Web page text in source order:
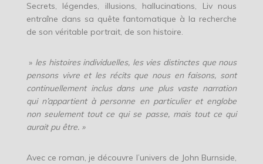
Secrets, légendes, illusions, hallucinations, Liv nous
entraîne dans sa quête fantomatique à la recherche
de son véritable portrait, de son histoire.
» les histoires individuelles, les vies distinctes que nous
pensons vivre et les récits que nous en faisons, sont
continuellement inclus dans une plus vaste narration
qui n’appartient àpersonne en particulier et englobe
non seulement tout ce qui se passe, mais tout ce qui
aurait pu être. »
Avec ce roman, je découvre l’univers de John Burnside,